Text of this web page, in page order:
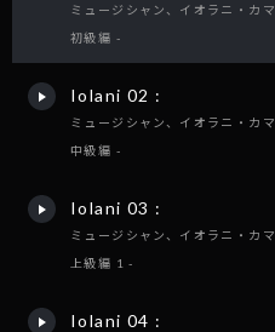
ミュージシャン、イオラニ・カ
初級編 -
Iolani 02 :
ミュージシャン、イオラニ・カ
中級編 -
Iolani 03 :
ミュージシャン、イオラニ・カ
上級編 1 -
Iolani 04 :